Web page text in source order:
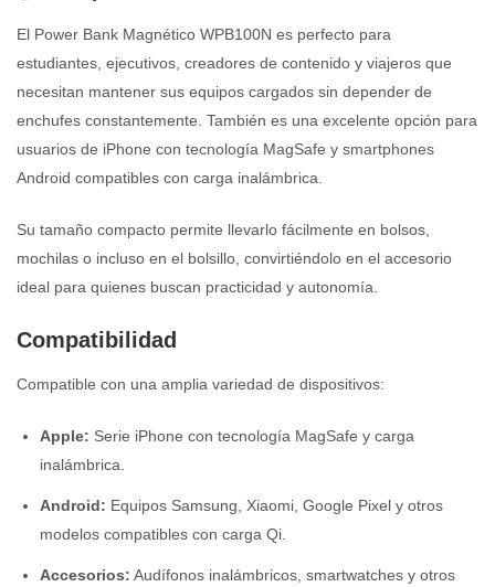
El Power Bank Magnético WPB100N es perfecto para
estudiantes, ejecutivos, creadores de contenido y viajeros que
necesitan mantener sus equipos cargados sin depender de
enchufes constantemente. También es una excelente opción para
usuarios de iPhone con tecnología MagSafe y smartphones
Android compatibles con carga inalámbrica.
Su tamaño compacto permite llevarlo fácilmente en bolsos,
mochilas o incluso en el bolsillo, convirtiéndolo en el accesorio
ideal para quienes buscan practicidad y autonomía.
Compatibilidad
Compatible con una amplia variedad de dispositivos:
Apple: Serie iPhone con tecnología MagSafe y carga
inalámbrica.
Android: Equipos Samsung, Xiaomi, Google Pixel y otros
modelos compatibles con carga Qi.
Accesorios: Audífonos inalámbricos, smartwatches y otros